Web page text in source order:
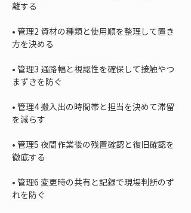
• 管理2 資材の種類と使用順を整理して置き
• 管理3 通路幅と視認性を確保して接触やつ
• 管理4 搬入出の時間帯と担当を決めて滞留
• 管理5 夜間作業後の残置確認と復旧確認を
• 管理6 変更時の共有と記録で現場判断のず